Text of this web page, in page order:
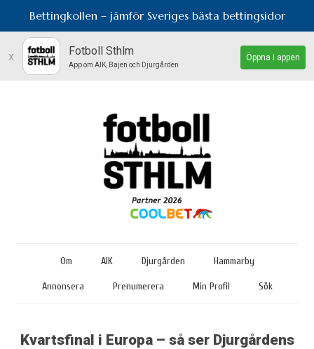
Bettingkollen – jämför Sveriges bästa bettingsidor
x Fotboll Sthlm
App om AIK, Bajen och Djurgården
Öppna i appen
Om AIK Djurgården Hammarby
Annonsera Prenumerera Min Profil Sök
Kvartsfinal i Europa – så ser Djurgårdens